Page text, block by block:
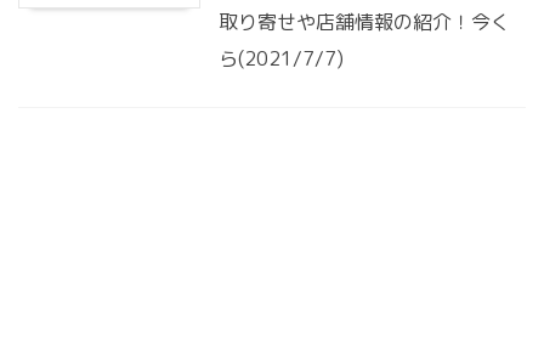
取り寄せや店舗情報の紹介！今く
ら(2021/7/7)